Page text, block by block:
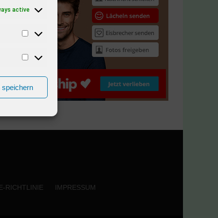
active
speichern
RICHTLINIE IMPRESSUM